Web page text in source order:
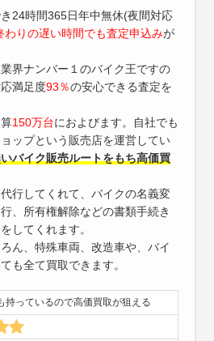
24時間365日年中無休(夜間対応
わりの遅い時間でも査定申込みが
界ナンバー１のバイク王ですの
満足度93％の安心できる査定を
150万台におよびます。自社でも
ップという販売店を運営してい
バイク販売ルートをもち高価買
行してくれて、バイクの名義変
、所有権解除などの書類手続き
してくれます。
ん、特殊車両、改造車や、バイ
も全て買取できます。
持っているので高価買取が狙える